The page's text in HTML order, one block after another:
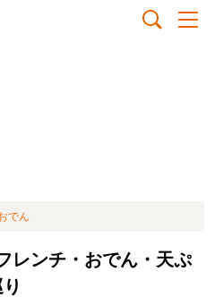
でん
レンチ・おでん・天ぷ